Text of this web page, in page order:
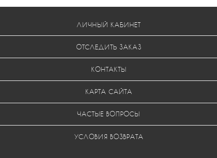
ЛИЧНЫЙ КАБИНЕТ
ОТСЛЕДИТЬ ЗАКАЗ
КОНТАКТЫ
КАРТА САЙТА
ЧАСТЫЕ ВОПРОСЫ
УСЛОВИЯ ВОЗВРАТА